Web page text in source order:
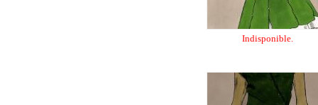
Indisponible.